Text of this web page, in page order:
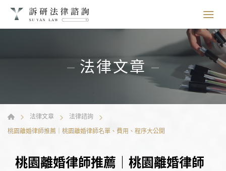
法律文章
法律文章
法律諮詢
桃園離婚律師推薦｜桃園離婚律師名單、費用、程序大公開
桃園離婚律師推薦｜桃園離婚律師